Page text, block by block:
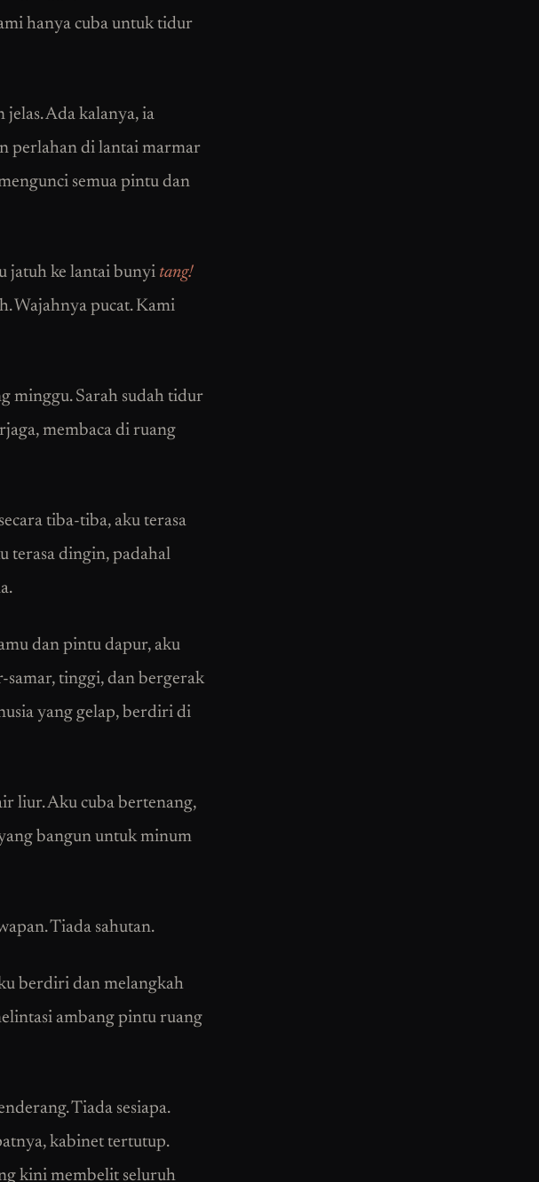
hanya cuba untuk tidur
Ada kalanya, ia
perlahan di lantai marmar
semua pintu dan
jatuh ke lantai bunyi tang!
Wajahnya pucat. Kami
minggu. Sarah sudah tidur
membaca di ruang
tiba-tiba, aku terasa
terasa dingin, padahal
dan pintu dapur, aku
samar, tinggi, dan bergerak
yang gelap, berdiri di
liur. Aku cuba bertenang,
bangun untuk minum
Tiada sahutan.
berdiri dan melangkah
ambang pintu ruang
Tiada sesiapa.
kabinet tertutup.
kini membelit seluruh